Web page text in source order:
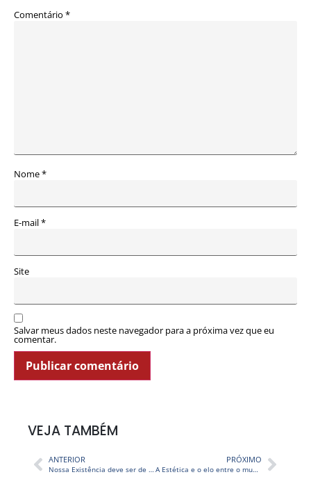
Comentário *
Nome*
E-mail*
Site
Salvar meus dados neste navegador para a próxima vez que eu
comentar.
VEJA TAMBÉM
ANTERIOR
Nossa Existência deve ser de acordo com a Energia Essencial – TV STOP 282
PRÓXIMO
A Estética e o elo entre o mundo físico e o transcendental – TV STOP 284